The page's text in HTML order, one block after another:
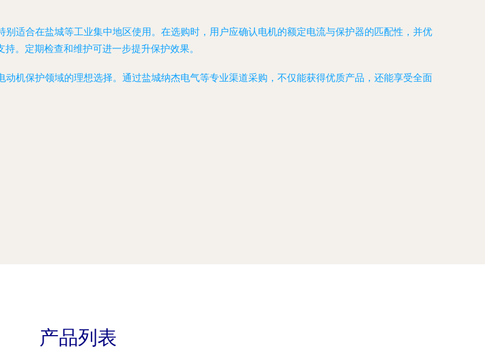
适合在盐城等工业集中地区使用。在选购时，用户应确认电机的额定电流与保护器的匹配性，并优
。定期检查和维护可进一步提升保护效果。
机保护领域的理想选择。通过盐城纳杰电气等专业渠道采购，不仅能获得优质产品，还能享受全面
产品列表